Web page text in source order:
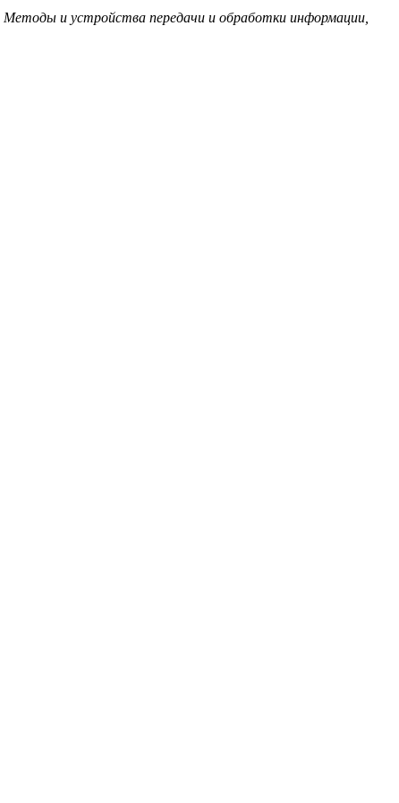
Методы и устройства передачи и обработки информации,